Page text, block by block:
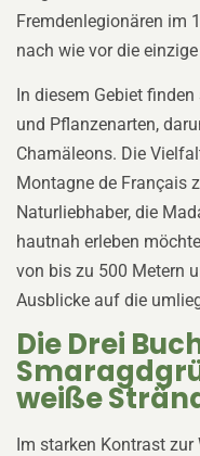
Fremdenlegionären im
nach wie vor die
In diesem Gebiet
und Pflanzenarten,
Chamäleons. Die
Montagne de Français
Naturliebhaber, die
hautnah erleben
von bis zu 500 Metern
Ausblicke auf die
Die Drei
weiße
Im starken Kontrast